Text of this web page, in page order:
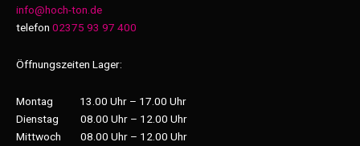
info@hoch-ton.de
telefon 02375 93 97 400
Öffnungszeiten Lager:
Montag 13.00 Uhr – 17.00 Uhr
Dienstag 08.00 Uhr – 12.00 Uhr
Mittwoch 08.00 Uhr – 12.00 Uhr